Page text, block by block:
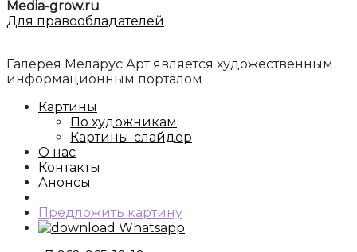
Media-grow.ru
Для правообладателей
Галерея Меларус Арт является художественным
информационным порталом
Картины
По художникам
Картины-слайдер
О нас
Контакты
Анонсы
Предложить картину
Whatsapp